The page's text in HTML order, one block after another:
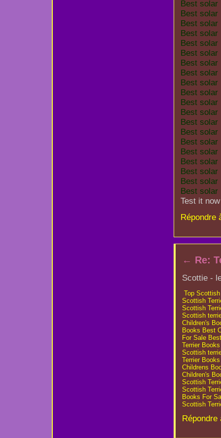
Best
Best
Best
Best
Best
Best
Best
Best
Best
Best
Best
Best
Best
Best
Best
Best
Best
Best
Best
Best
Test it now
Répondre
← Re:
Scottie -
Top
Scottish
Scottish
Scottish
Children's
Books Best
For Sale
Terrier
Scottish
Terrier
Childrens
Children's
Scottish
Scottish
Books For
Scottish